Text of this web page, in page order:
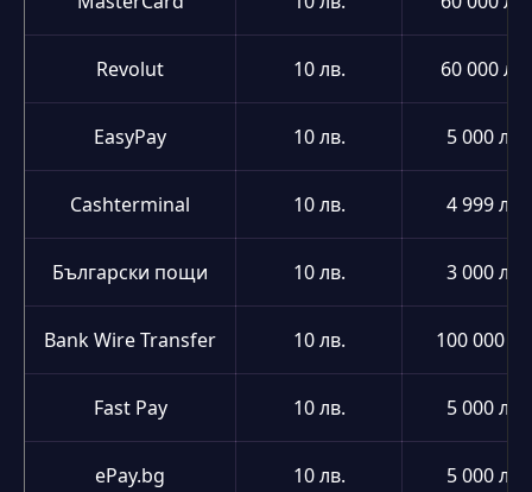
Revolut 10 лв. 60 000 лв.
EasyPay 10 лв. 5 000 лв.
Cashterminal 10 лв. 4 999 лв.
Български пощи 10 лв. 3 000 лв.
Bank Wire Transfer 10 лв. 100 000
Fast Pay 10 лв. 5 000 лв.
ePay.bg 10 лв. 5 000 лв.